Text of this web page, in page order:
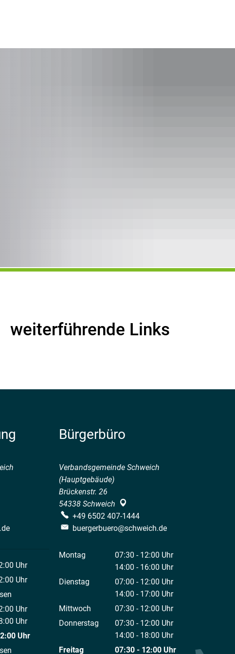
weiterführende Links
Uhr
bis 12:00 Uhr
Uhr
bis 12:00 Uhr
Uhr
bis 12:00 Uhr
Uhr
bis 18:00 Uhr
Uhr
bis 12:00 Uhr
Bürgerbüro
Verbandsgemeinde Schweich
(Hauptgebäude)
Brückenstr. 26
54338 Schweich
+49 6502 407-1444
buergerbuero@schweich.de
Montag 07:30 - 12:00 Uhr
Von 07:30 bis 12:00 Uhr
14:00 - 16:00 Uhr
Von 14:00 bis 16:00 Uhr
Dienstag 07:00 - 12:00 Uhr
Von 07:00 bis 12:00 Uhr
14:00 - 17:00 Uhr
Von 14:00 bis 17:00 Uhr
Mittwoch 07:30 - 12:00 Uhr
Von 07:30 bis 12:00 Uhr
Donnerstag 07:30 - 12:00 Uhr
Von 07:30 bis 12:00 Uhr
14:00 - 18:00 Uhr
Von 14:00 bis 18:00 Uhr
Freitag 07:30 - 12:00 Uhr